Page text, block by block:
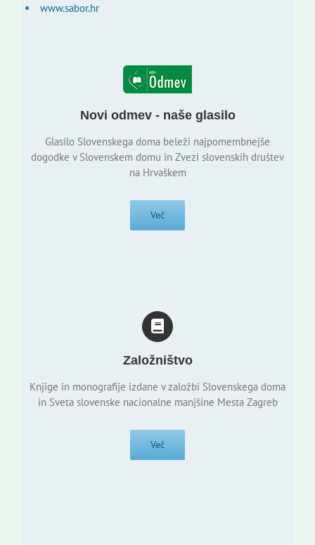
www.sabor.hr
Novi odmev - naše glasilo
Glasilo Slovenskega doma beleži najpomembnejše
dogodke v Slovenskem domu in Zvezi slovenskih društev
na Hrvaškem
Več
Založništvo
Knjige in monografije izdane v založbi Slovenskega doma
in Sveta slovenske nacionalne manjšine Mesta Zagreb
Več